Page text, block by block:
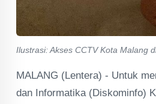
Ilustrasi: Akses CCTV Kota Malang
MALANG (Lentera) - Untuk
dan Informatika (Diskominfo)